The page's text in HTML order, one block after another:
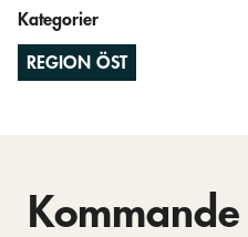
Kategorier
REGION ÖST